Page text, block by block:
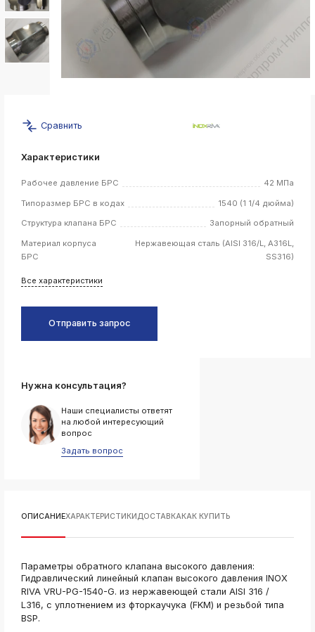
ksldkfjsdlfkjsls;ldfkgjsdl;kfkфыва
ksldkfjsdlfkjsls;ldfkgjsdl;kfkфыва
k
ksldkfjsdlfkjsls;ldfkgjsdl;kfkфыва
ksldkfjsdlfkjsls;ldfkgjsdl;kfkфыва
k
ksldkfjsdlfkjsls;ldfkgjsdl;kfkфыва
ksldkfjsdlfkjsls;ldfkgjsdl;kfkфыва
ksldkfjsdlfkjsls;ldfkgjsdl;kfkфыва
k
ksldkfjsdlfkjsls;ldfkgjsdl;kfkфыва
ksldkfjsdlfkjsls;ldfkgjsdl;kfkфыва
k
ksldkfjsdlfkjsls;ldfkgjsdl;kfkфыва
Сравнить
Характеристики
Рабочее давление БРС 42 МПа
Типоразмер БРС в кодах 1540 (1 1/4 дюйма)
Структура клапана БРС Запорный обратный
Материал корпуса
БРС
Нержавеющая сталь (AISI 316/L, A316L,
SS316)
Все характеристики
Отправить запрос
Нужна консультация?
Наши специалисты ответят
на любой интересующий
вопрос
Задать вопрос
ОПИСАНИЕХАРАКТЕРИСТИКИ ДОСТАВКАКАК КУПИТЬ
Параметры обратного клапана высокого давления:
Гидравлический линейный клапан высокого давления INOX
RIVA VRU-PG-1540-G. из нержавеющей стали AISI 316 /
L316, с уплотнением из фторкаучука (FKM) и резьбой типа
BSP.